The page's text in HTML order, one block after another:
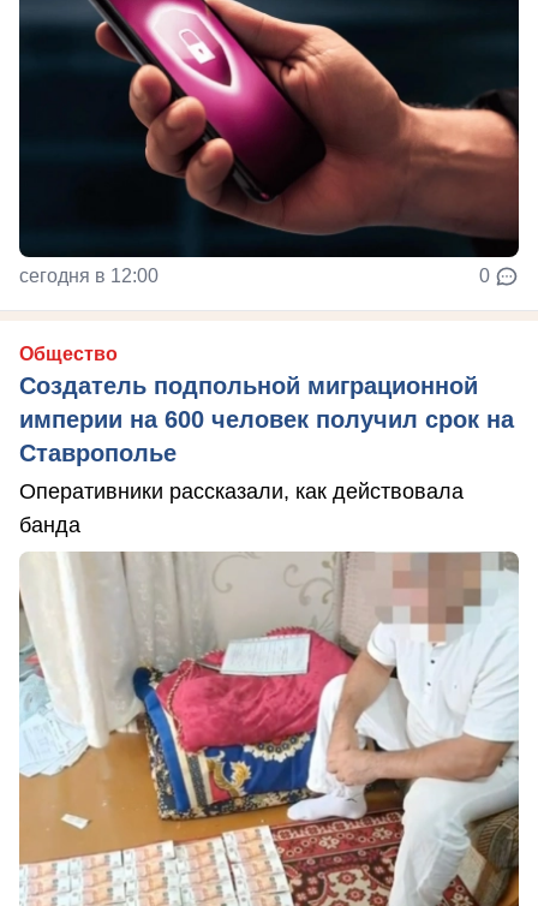
сегодня в 12:00 0
Общество
Создатель подпольной миграционной
империи на 600 человек получил срок на
Ставрополье
Оперативники рассказали, как действовала
банда